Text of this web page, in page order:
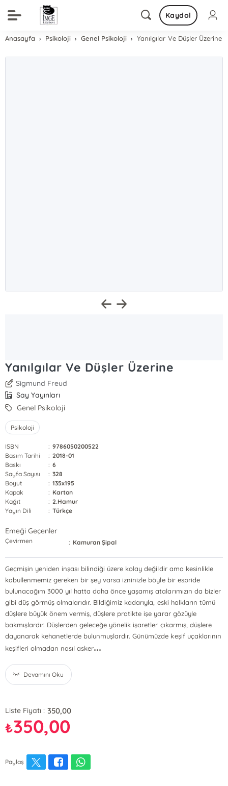
Kaydol
Anasayfa Psikoloji Genel Psikoloji Yanılgılar Ve Düşler Üzerine
Yanılgılar Ve Düşler Üzerine
Sigmund Freud
Say Yayınları
Genel Psikoloji
Psikoloji
ISBN : 9786050200522
Basım Tarihi
: 2018-01
Baskı
: 6
Sayfa Sayısı
: 328
Boyut
: 135x195
Kapak
: Karton
Kağıt
: 2.Hamur
Yayın Dili
: Türkçe
Emeği Geçenler
Çevirmen : Kamuran Şipal
Geçmişin yeniden inşası bilindiği üzere kolay değildir ama kesinlikle
kabullenmemiz gereken bir şey varsa izninizle böyle bir espride
bulunacağım 3000 yıl hatta daha önce yaşamış atalarımızın da bizler
gibi düş görmüş olmalarıdır. Bildiğimiz kadarıyla, eski halkların tümü
düşlere büyük önem vermiş, düşlere pratikte işe yarar gözüyle
bakmışlardır. Düşlerden geleceğe yönelik işaretler çıkarmış, düşlere
dayanarak kehanetlerde bulunmuşlardır. Günümüzde keşif uçaklarının
keşifleri olmadan nasıl asker...
Devamını Oku
Liste Fiyatı : 350,00
₺350,00
Paylaş